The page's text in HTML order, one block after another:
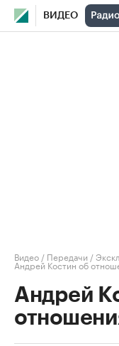
ВИДЕО
Видео / Передачи /
Андрей Костин об
Андрей